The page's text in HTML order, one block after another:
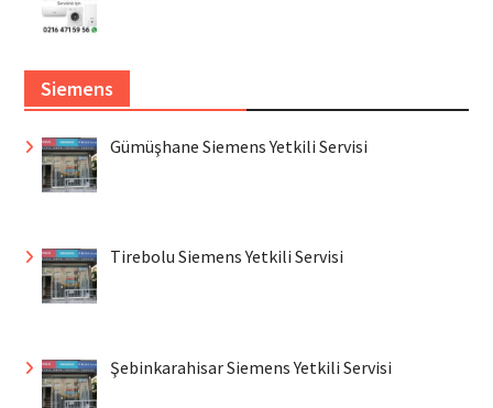
Siemens
Gümüşhane Siemens Yetkili Servisi
Tirebolu Siemens Yetkili Servisi
Şebinkarahisar Siemens Yetkili Servisi